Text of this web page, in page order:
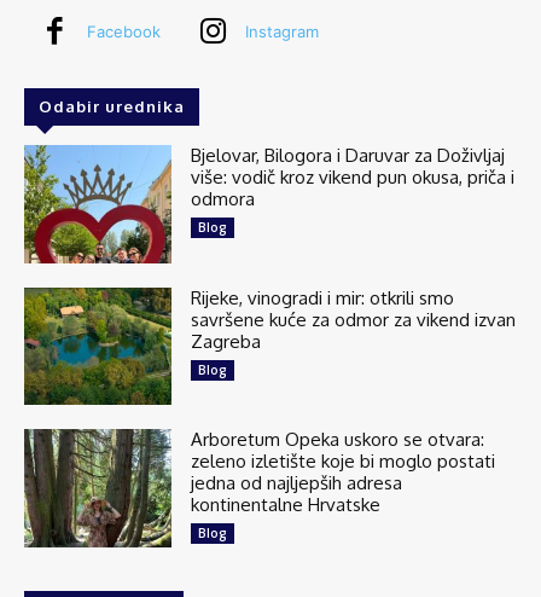
oblik konstantno mijenja jačina valova, a boju pak
18 1 comments
Share
Explore Croatia
July 27 at 6:43am
Silba je najsjeverniji dalmatinski otok smješten
između Premude i Oliba, poznat kao “vrata
Dalmacije”. S 300 stalnih stanovnika i površinom
na tek 15 četvornih kilometara oblikom...
See more
Facebook Instagram
Odabir urednika
Bjelovar, Bilogora i Daruvar za Doživljaj
više: vodič kroz vikend pun okusa, priča i
odmora
Blog
Rijeke, vinogradi i mir: otkrili smo
savršene kuće za odmor za vikend izvan
Zagreba
Blog
Arboretum Opeka uskoro se otvara:
zeleno izletište koje bi moglo postati
jedna od najljepših adresa
kontinentalne Hrvatske
Blog